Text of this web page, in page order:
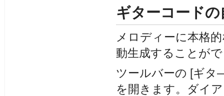
ギターコード
メロディーに本格
動生成することが
ツールバーの [ギタ
を開きます。ダイ